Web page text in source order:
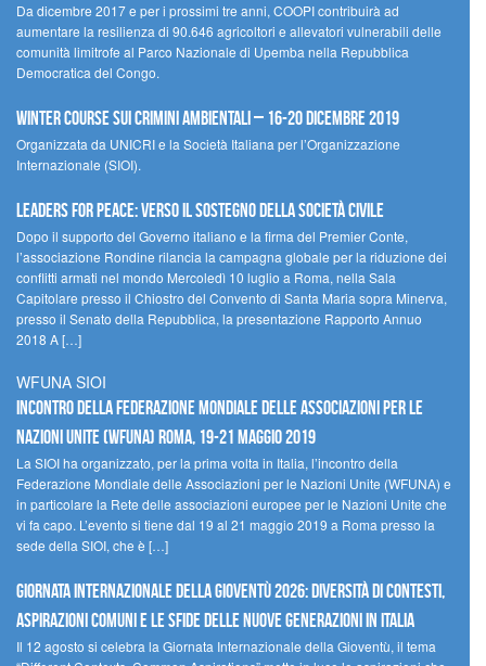
Da dicembre 2017 e per i prossimi tre anni, COOPI contribuirà ad
aumentare la resilienza di 90.646 agricoltori e allevatori vulnerabili delle
comunità limitrofe al Parco Nazionale di Upemba nella Repubblica
Democratica del Congo.
Winter Course sui Crimini Ambientali – 16-20 Dicembre 2019
Organizzata da UNICRI e la Società Italiana per l’Organizzazione
Internazionale (SIOI).
Leaders for peace: verso il sostegno della società civile
Dopo il supporto del Governo italiano e la firma del Premier Conte,
l’associazione Rondine rilancia la campagna globale per la riduzione dei
conflitti armati nel mondo Mercoledì 10 luglio a Roma, nella Sala
Capitolare presso il Chiostro del Convento di Santa Maria sopra Minerva,
presso il Senato della Repubblica, la presentazione Rapporto Annuo
2018 A […]
WFUNA SIOI
Incontro della Federazione Mondiale delle Associazioni per le
Nazioni Unite (WFUNA) Roma, 19-21 maggio 2019
La SIOI ha organizzato, per la prima volta in Italia, l’incontro della
Federazione Mondiale delle Associazioni per le Nazioni Unite (WFUNA) e
in particolare la Rete delle associazioni europee per le Nazioni Unite che
vi fa capo. L’evento si tiene dal 19 al 21 maggio 2019 a Roma presso la
sede della SIOI, che è […]
GIORNATA INTERNAZIONALE DELLA GIOVENTÙ 2026: DIVERSITÀ DI CONTESTI,
ASPIRAZIONI COMUNI E LE SFIDE DELLE NUOVE GENERAZIONI IN ITALIA
Il 12 agosto si celebra la Giornata Internazionale della Gioventù, il tema